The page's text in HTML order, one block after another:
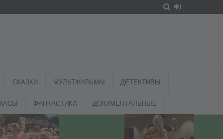
СКАЗКИ МУЛЬТФИЛЬМЫ ДЕТЕКТИВЫ
ФАНТАСТИКА ДОКУМЕНТАЛЬНЫЕ